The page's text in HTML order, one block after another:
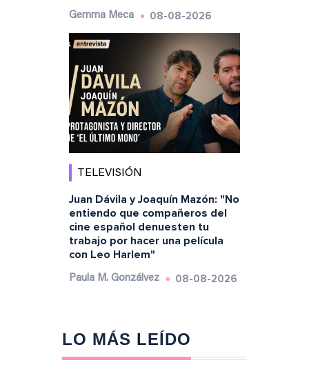
Gemma Meca 08-08-2026
TELEVISIÓN
Juan Dávila y Joaquín Mazón: "No
entiendo que compañeros del
cine español denuesten tu
trabajo por hacer una película
con Leo Harlem"
Paula M. Gonzálvez 08-08-2026
LO MÁS LEÍDO